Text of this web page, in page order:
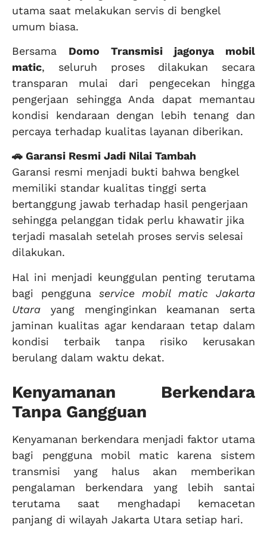
utama saat melakukan servis di bengkel
umum biasa.
Bersama Domo Transmisi
jagonya mobil
matic, seluruh proses dilakukan secara
transparan mulai dari pengecekan hingga
pengerjaan sehingga Anda dapat memantau
kondisi kendaraan dengan lebih tenang dan
percaya terhadap kualitas layanan diberikan.
🚗 Garansi Resmi Jadi Nilai Tambah
Garansi resmi menjadi bukti bahwa bengkel
memiliki standar kualitas tinggi serta
bertanggung jawab terhadap hasil pengerjaan
sehingga pelanggan tidak perlu khawatir jika
terjadi masalah setelah proses servis selesai
dilakukan.
Hal ini menjadi keunggulan penting terutama
bagi pengguna service mobil matic Jakarta
Utara yang menginginkan keamanan serta
jaminan kualitas agar kendaraan tetap dalam
kondisi terbaik tanpa risiko kerusakan
berulang dalam waktu dekat.
Kenyamanan Berkendara
Tanpa Gangguan
Kenyamanan berkendara menjadi faktor utama
bagi pengguna mobil matic karena sistem
transmisi yang halus akan memberikan
pengalaman berkendara yang lebih santai
terutama saat menghadapi kemacetan
panjang di wilayah Jakarta Utara setiap hari.